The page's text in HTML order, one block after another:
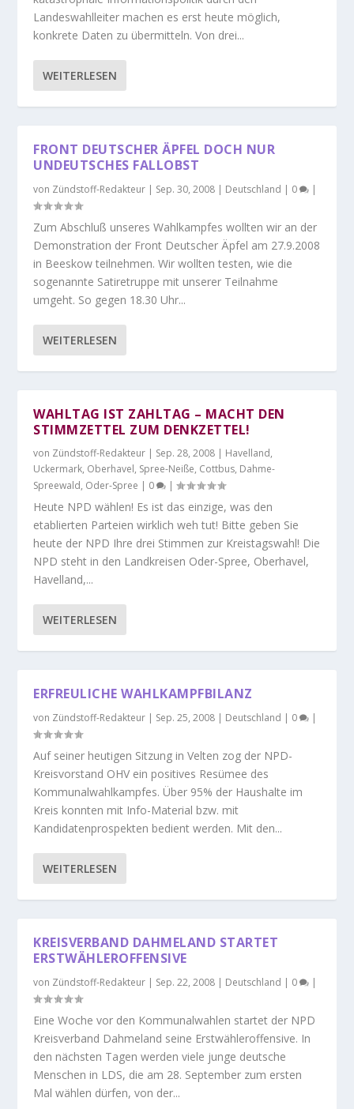
Landeswahlleiter machen es erst heute möglich,
konkrete Daten zu übermitteln. Von drei...
WEITERLESEN
FRONT DEUTSCHER ÄPFEL DOCH NUR
UNDEUTSCHES FALLOBST
von Zündstoff-Redakteur | Sep. 30, 2008 | Deutschland | 0 |
Zum Abschluß unseres Wahlkampfes wollten wir an der
Demonstration der Front Deutscher Äpfel am 27.9.2008
in Beeskow teilnehmen. Wir wollten testen, wie die
sogenannte Satiretruppe mit unserer Teilnahme
umgeht. So gegen 18.30 Uhr...
WEITERLESEN
WAHLTAG IST ZAHLTAG – MACHT DEN
STIMMZETTEL ZUM DENKZETTEL!
von Zündstoff-Redakteur | Sep. 28, 2008 | Havelland,
Uckermark, Oberhavel, Spree-Neiße, Cottbus, Dahme-
Spreewald, Oder-Spree | 0 |
Heute NPD wählen! Es ist das einzige, was den
etablierten Parteien wirklich weh tut! Bitte geben Sie
heute der NPD Ihre drei Stimmen zur Kreistagswahl! Die
NPD steht in den Landkreisen Oder-Spree, Oberhavel,
Havelland,...
WEITERLESEN
ERFREULICHE WAHLKAMPFBILANZ
von Zündstoff-Redakteur | Sep. 25, 2008 | Deutschland | 0 |
Auf seiner heutigen Sitzung in Velten zog der NPD-
Kreisvorstand OHV ein positives Resümee des
Kommunalwahlkampfes. Über 95% der Haushalte im
Kreis konnten mit Info-Material bzw. mit
Kandidatenprospekten bedient werden. Mit den...
WEITERLESEN
KREISVERBAND DAHMELAND STARTET
ERSTWÄHLEROFFENSIVE
von Zündstoff-Redakteur | Sep. 22, 2008 | Deutschland | 0 |
Eine Woche vor den Kommunalwahlen startet der NPD
Kreisverband Dahmeland seine Erstwähleroffensive. In
den nächsten Tagen werden viele junge deutsche
Menschen in LDS, die am 28. September zum ersten
Mal wählen dürfen, von der...